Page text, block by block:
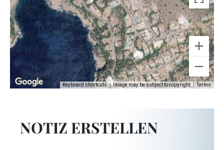
Keyboard shortcuts Image may be subject to copyright Terms
NOTIZ ERSTELLEN